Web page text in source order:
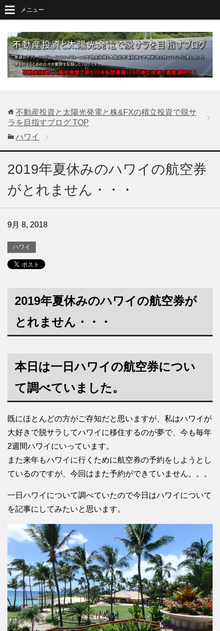
メニュー
不動産投資と太陽光発電と株&FXの積立投資で脱サ
ラを目指すブログ TOP
ハワイ
2019年夏休みのハワイの航空券
がとれません・・・
9月 8, 2018
ハワイ
2019年夏休みのハワイの航空券が
とれません・・・
本日は一日ハワイの航空券につい
て調べていました。
既にほとんどの方がご存知だと思いますが、私はハワイが
大好きで脱サラしてハワイに移住するのが夢で、今も毎年
2週間ハワイにいっています。
また来年もハワイに行くために航空券の予約をしようとし
ているのですが、今回はまた予約ができていません。。。
一日ハワイについて調べていたので今日はハワイについて
を記事にしてみたいと思います。